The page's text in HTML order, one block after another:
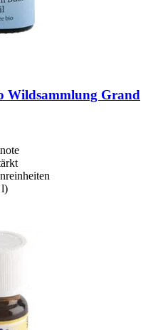
Wildsammlung Grand
l)